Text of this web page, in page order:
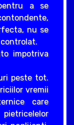
a se
nu se
impotriva
peste tot.
vremii
care